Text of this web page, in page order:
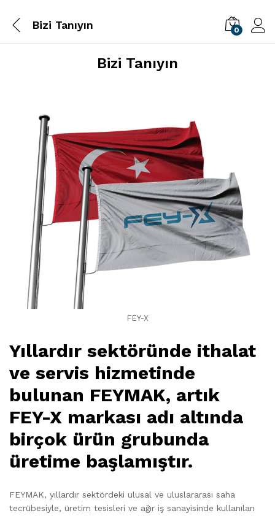
Bizi Tanıyın 0
Bizi Tanıyın
FEY-X
Yıllardır sektöründe ithalat
ve servis hizmetinde
bulunan FEYMAK, artık
FEY-X markası adı altında
birçok ürün grubunda
üretime başlamıştır.
FEYMAK, yıllardır sektördeki ulusal ve uluslararası saha
tecrübesiyle, üretim tesisleri ve ağır iş sanayisinde kullanılan